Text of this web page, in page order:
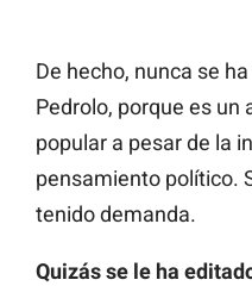
De hecho, nunca se
Pedrolo, porque es
popular a pesar de la
pensamiento político.
tenido demanda.
Quizás se le ha